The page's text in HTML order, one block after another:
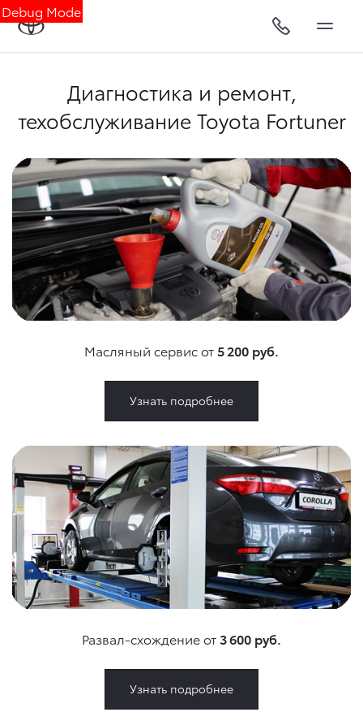
Debug Mode
Диагностика и ремонт,
техобслуживание Toyota Fortuner
Масляный сервис от5 200 руб.
Узнать подробнее
Развал-схождение от3 600 руб.
Узнать подробнее